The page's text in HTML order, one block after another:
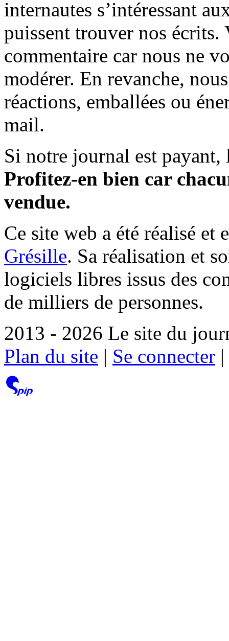
internautes s’intéressant
puissent trouver nos écrits.
commentaire car nous ne
modérer. En revanche,
réactions, emballées ou
mail.
Si notre journal est payant,
Profitez-en bien car
vendue.
Ce site web a été réalisé et
Grésille. Sa réalisation et
logiciels libres issus des
de milliers de personnes.
2013 - 2026 Le site du
Plan du site | Se connecter |